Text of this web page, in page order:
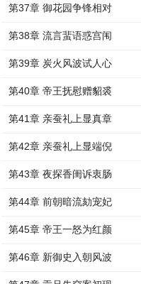
第37章 御花园争锋相对
第38章 流言蜚语惑宫闱
第39章 炭火风波试人心
第40章 帝王抚慰赠貂裘
第41章 亲蚕礼上显真章
第42章 亲蚕礼上显端倪
第43章 夜探香闺诉衷肠
第44章 前朝暗流劾宠妃
第45章 帝王一怒为红颜
第46章 新御史入朝风波